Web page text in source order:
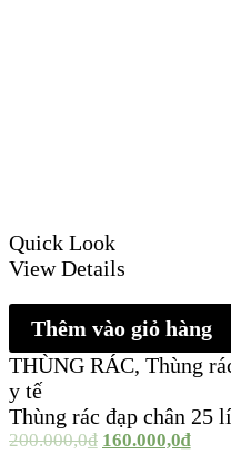
Quick Look
View Details
Thêm vào giỏ hàng
THÙNG RÁC, Thùng
y tế
Thùng rác đạp chân 25
200.000,0₫ 160.000,0₫